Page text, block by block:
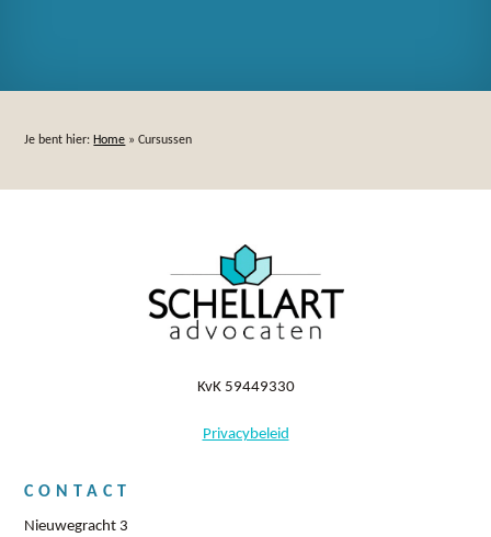
Je bent hier: Home »Cursussen
KvK 59449330
Privacybeleid
CONTACT
Nieuwegracht 3